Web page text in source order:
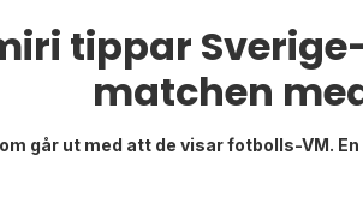
tippar
matchen
går ut med att de visar fotbolls-VM. En